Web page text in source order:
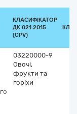
КЛАСИФІКАТОР
ДК 021:2015
(CPV)
03220000-9
Овочі,
фрукти та
горіхи